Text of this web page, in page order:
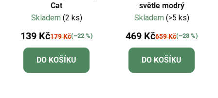
Cat
Skladem (2 ks)
139 Kč179 Kč(–22 %)
DO KOŠÍKU
světle modrý
Skladem (>5 ks)
469 Kč659 Kč(–28 %)
DO KOŠÍKU